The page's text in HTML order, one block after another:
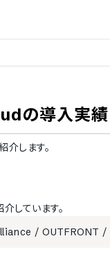
の導入実績
介します。
しています。
/OUTFRONT /